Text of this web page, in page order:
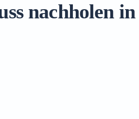
nachholen